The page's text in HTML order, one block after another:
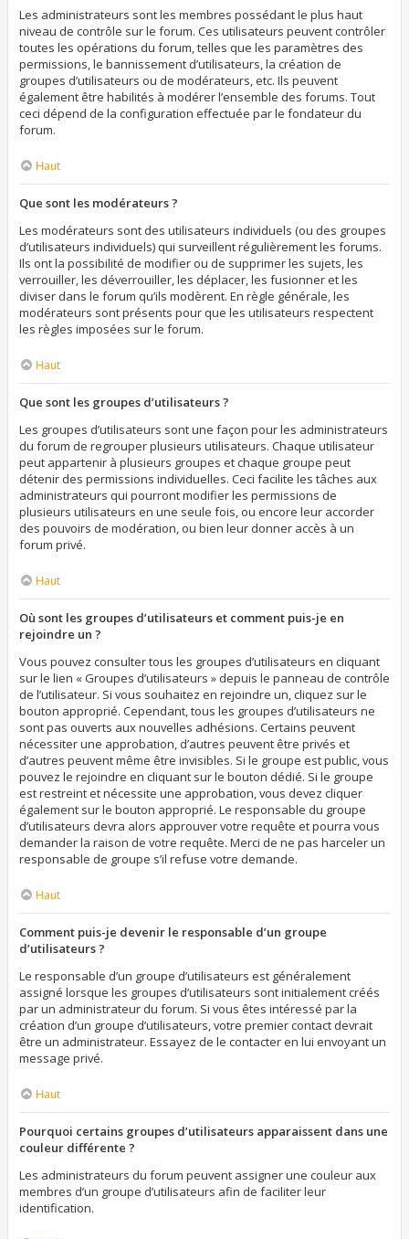
Les administrateurs sont les membres possédant le plus haut
niveau de contrôle sur le forum. Ces utilisateurs peuvent contrôler
toutes les opérations du forum, telles que les paramètres des
permissions, le bannissement d’utilisateurs, la création de
groupes d’utilisateurs ou de modérateurs, etc. Ils peuvent
également être habilités à modérer l’ensemble des forums. Tout
ceci dépend de la configuration effectuée par le fondateur du
forum.
Haut
Que sont les modérateurs ?
Les modérateurs sont des utilisateurs individuels (ou des groupes
d’utilisateurs individuels) qui surveillent régulièrement les forums.
Ils ont la possibilité de modifier ou de supprimer les sujets, les
verrouiller, les déverrouiller, les déplacer, les fusionner et les
diviser dans le forum qu’ils modèrent. En règle générale, les
modérateurs sont présents pour que les utilisateurs respectent
les règles imposées sur le forum.
Haut
Que sont les groupes d’utilisateurs ?
Les groupes d’utilisateurs sont une façon pour les administrateurs
du forum de regrouper plusieurs utilisateurs. Chaque utilisateur
peut appartenir à plusieurs groupes et chaque groupe peut
détenir des permissions individuelles. Ceci facilite les tâches aux
administrateurs qui pourront modifier les permissions de
plusieurs utilisateurs en une seule fois, ou encore leur accorder
des pouvoirs de modération, ou bien leur donner accès à un
forum privé.
Haut
Où sont les groupes d’utilisateurs et comment puis-je en
rejoindre un ?
Vous pouvez consulter tous les groupes d’utilisateurs en cliquant
sur le lien « Groupes d’utilisateurs » depuis le panneau de contrôle
de l’utilisateur. Si vous souhaitez en rejoindre un, cliquez sur le
bouton approprié. Cependant, tous les groupes d’utilisateurs ne
sont pas ouverts aux nouvelles adhésions. Certains peuvent
nécessiter une approbation, d’autres peuvent être privés et
d’autres peuvent même être invisibles. Si le groupe est public, vous
pouvez le rejoindre en cliquant sur le bouton dédié. Si le groupe
est restreint et nécessite une approbation, vous devez cliquer
également sur le bouton approprié. Le responsable du groupe
d’utilisateurs devra alors approuver votre requête et pourra vous
demander la raison de votre requête. Merci de ne pas harceler un
responsable de groupe s’il refuse votre demande.
Haut
Comment puis-je devenir le responsable d’un groupe
d’utilisateurs ?
Le responsable d’un groupe d’utilisateurs est généralement
assigné lorsque les groupes d’utilisateurs sont initialement créés
par un administrateur du forum. Si vous êtes intéressé par la
création d’un groupe d’utilisateurs, votre premier contact devrait
être un administrateur. Essayez de le contacter en lui envoyant un
message privé.
Haut
Pourquoi certains groupes d’utilisateurs apparaissent dans une
couleur différente ?
Les administrateurs du forum peuvent assigner une couleur aux
membres d’un groupe d’utilisateurs afin de faciliter leur
identification.